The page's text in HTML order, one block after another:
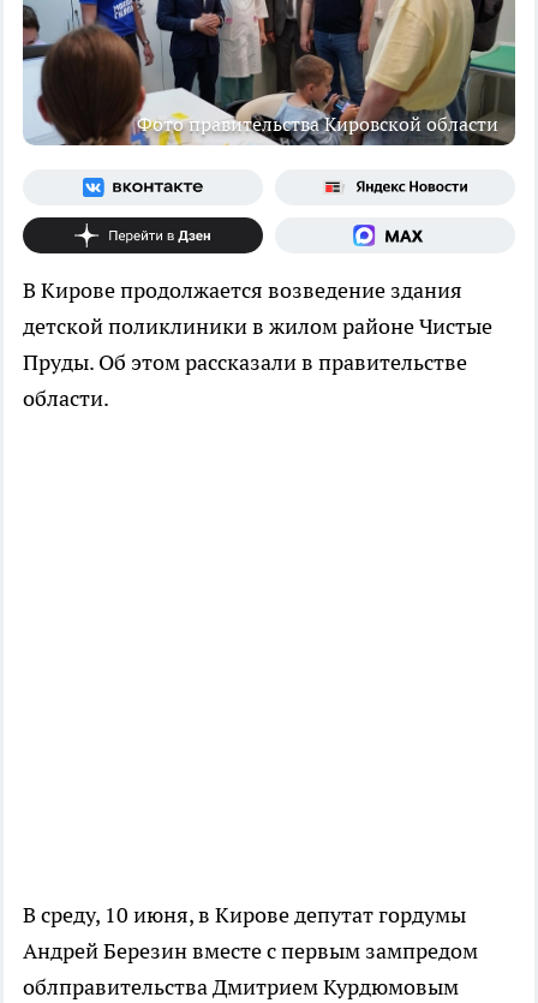
Фото правительства Кировской области
В Кирове продолжается возведение здания
детской поликлиники в жилом районе Чистые
Пруды. Об этом рассказали в правительстве
области.
В среду, 10 июня, в Кирове депутат гордумы
Андрей Березин вместе с первым зампредом
облправительства Дмитрием Курдюмовым